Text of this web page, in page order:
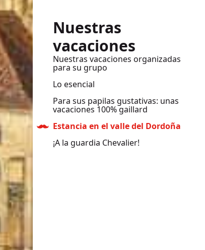
Nuestras
vacaciones
Nuestras vacaciones organizadas
para su grupo
Lo esencial
Para sus papilas gustativas: unas
vacaciones 100% gaillard
Estancia en el valle del Dordoña
¡A la guardia Chevalier!